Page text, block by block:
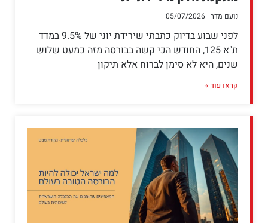
נועם מדר
לפני שבוע בדיוק כתבתי שירידת יוני של 9.5% במדד
ת"א 125, החודש הכי קשה בבורסה מזה כמעט שלוש
שנים, היא לא סימן לברוח אלא תיקון
קראו עוד »